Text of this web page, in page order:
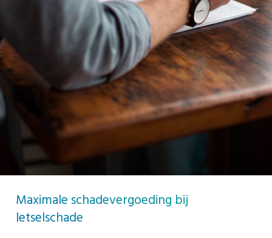
Maximale schadevergoeding bij
letselschade